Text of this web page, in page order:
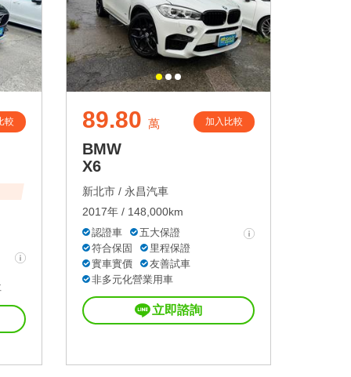
較 89.80 萬 加入比較
BMW
X6
新北市 / 永昌汽車
2017年 / 148,000km
認證車
五大保證
符合保固
里程保證
實車實價
友善試車
非多元化營業用車
立即諮詢